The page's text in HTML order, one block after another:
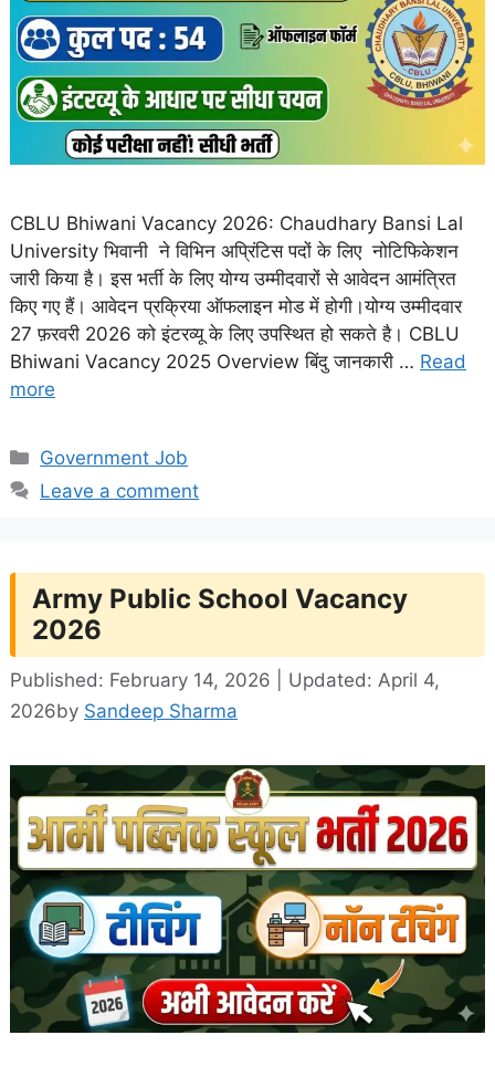
CBLU Bhiwani Vacancy 2026: Chaudhary Bansi Lal
University भिवानी ने विभिन अप्रिंटिस पदों के लिए नोटिफिकेशन
जारी किया है। इस भर्ती के लिए योग्य उम्मीदवारों से आवेदन आमंत्रित
किए गए हैं। आवेदन प्रक्रिया ऑफलाइन मोड में होगी।योग्य उम्मीदवार
27 फ़रवरी 2026 को इंटरव्यू के लिए उपस्थित हो सकते है। CBLU
Bhiwani Vacancy 2025 Overview बिंदु जानकारी … Read
more
Categories
Government Job
Leave a comment
Army Public School Vacancy
2026
Published: February 14, 2026 | Updated: April 4,
2026by Sandeep Sharma